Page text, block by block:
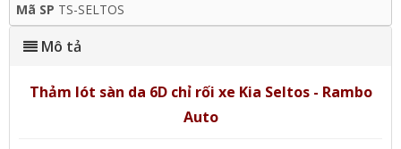
Mã SP TS-SELTOS
Mô tả
Thảm lót sàn da 6D chỉ rối xe Kia Seltos - Rambo
Auto